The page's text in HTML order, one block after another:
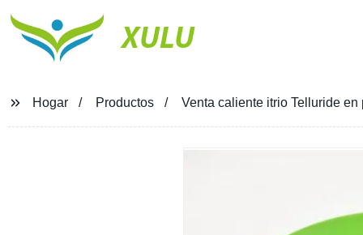
XULU
Hogar Productos Venta caliente itrio Telluride